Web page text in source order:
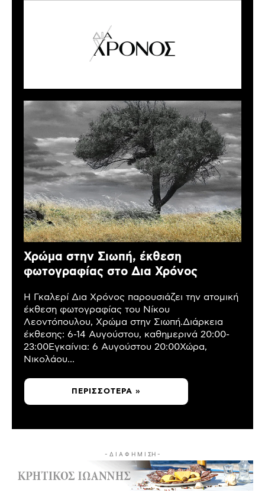
Χρώμα στην Σιωπή, έκθεση
φωτογραφίας στο Δια Χρόνος
Η Γκαλερί Δια Χρόνος παρουσιάζει την ατομική
έκθεση φωτογραφίας του Νίκου
Λεοντόπουλου, Χρώμα στην Σιωπή.Διάρκεια
έκθεσης: 6-14 Αυγούστου, καθημερινά 20:00-
23:00Εγκαίνια: 6 Αυγούστου 20:00Χώρα,
Νικολάου...
ΠΕΡΙΣΣΌΤΕΡΑ »
- Δ Ι Α Φ Η Μ Ι ΣΗ -